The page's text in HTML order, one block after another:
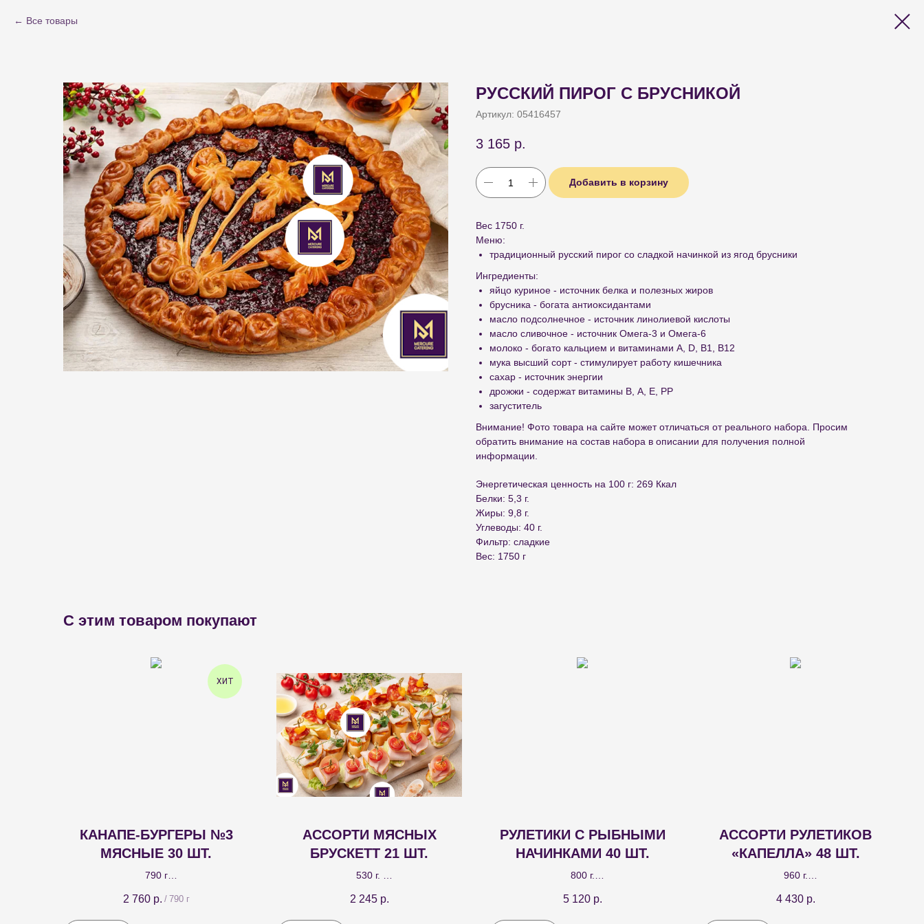
Все товары
РУССКИЙ ПИРОГ С БРУСНИКОЙ
Артикул: 05416457
3 165 р.
Добавить в корзину
Вес 1750 г.
Меню:
традиционный русский пирог со сладкой начинкой из ягод брусники
Ингредиенты:
яйцо куриное - источник белка и полезных жиров
брусника - богата антиоксидантами
масло подсолнечное - источник линолиевой кислоты
масло сливочное - источник Омега-3 и Омега-6
молоко - богато кальцием и витаминами A, D, B1, B12
мука высший сорт - стимулирует работу кишечника
сахар - источник энергии
дрожжи - содержат витамины В, А, Е, РР
загуститель
Внимание! Фото товара на сайте может отличаться от реального набора. Просим
обратить внимание на состав набора в описании для получения полной
информации.
Энергетическая ценность на 100 г: 269 Ккал
Белки: 5,3 г.
Жиры: 9,8 г.
Углеводы: 40 г.
Фильтр: сладкие
Вес: 1750 г
С этим товаром покупают
ХИТ
КАНАПЕ-БУРГЕРЫ №3
МЯСНЫЕ 30 ШТ.
790 г
шт.; канапе-бургер с куриной котлетой
10 шт.; канапе-бургер со свиной
2 760 р. / 790 г
АССОРТИ МЯСНЫХ
БРУСКЕТТ 21 ШТ.
530 г.
и тыквенным мармеладом - 7шт., с
чорризо и мандарином - 7шт., с
2 245 р.
РУЛЕТИКИ С РЫБНЫМИ
НАЧИНКАМИ 40 ШТ.
800 г.
видами начинок: из красной рыбы и
шпрот –идеальный выбор для любого
5 120 р.
АССОРТИ РУЛЕТИКОВ
«КАПЕЛЛА» 48 ШТ.
960 г.
баклажан Тбилиси - 12 шт.; с сыром - 12
шт.; с сыром фета - 12 шт.; из кабачков с
4 430 р.